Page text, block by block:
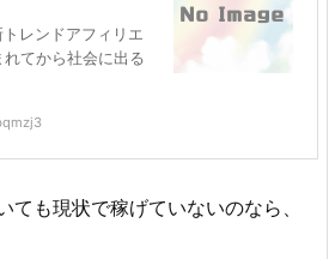
レンドアフィリエ
てから社会に出る
ても現状で稼げていないのなら、